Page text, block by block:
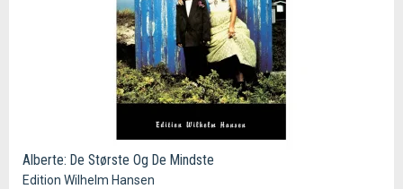
Alberte: De Største Og De Mindste
Edition Wilhelm Hansen